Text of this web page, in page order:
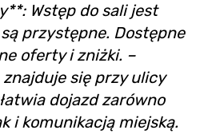
Wstęp do sali jest
przystępne. Dostępne
oferty i zniżki. –
znajduje się przy ulicy
dojazd zarówno
i komunikacją miejską.